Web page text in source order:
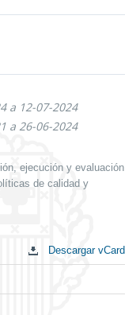
a 12-07-2024
a 26-06-2024
ejecución y evaluación
de calidad y
Descargar vCard